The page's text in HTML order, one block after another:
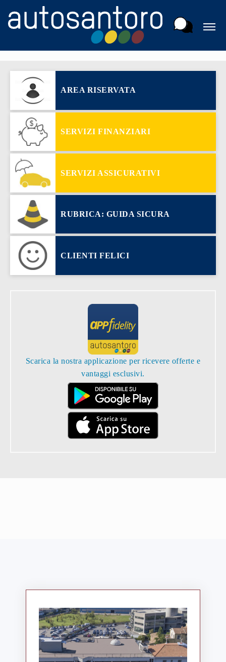
AREA RISERVATA
SERVIZI FINANZIARI
SERVIZI ASSICURATIVI
RUBRICA: GUIDA SICURA
CLIENTI FELICI
Scarica la nostra applicazione per ricevere offerte e
vantaggi esclusivi.